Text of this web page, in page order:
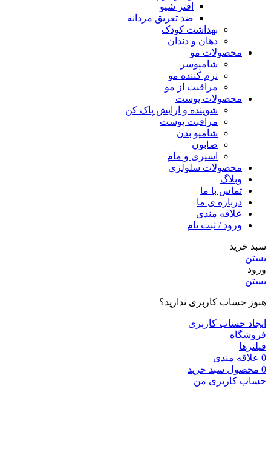
افتر شیو
ضد تعریق مردانه
بهداشت کودک
دهان و دندان
محصولات مو
شامپوسر
نرم کننده مو
مراقبت از مو
محصولات پوست
شوینده و ارایش پاک کن
مراقبت پوست
شامپو بدن
صابون
اسپری و مام
محصولات سلولزی
وبلاگ
تماس با ما
درباره ی ما
علاقه مندی
ورود / ثبت نام
سبد خرید
بستن
ورود
بستن
هنوز حساب کاربری ندارید؟
ایجاد حساب کاربری
فروشگاه
فیلترها
0 علاقه مندی
0 محصول سبد خرید
حساب کاربری من